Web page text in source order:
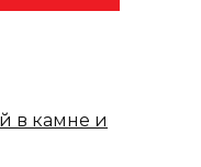
в камне и